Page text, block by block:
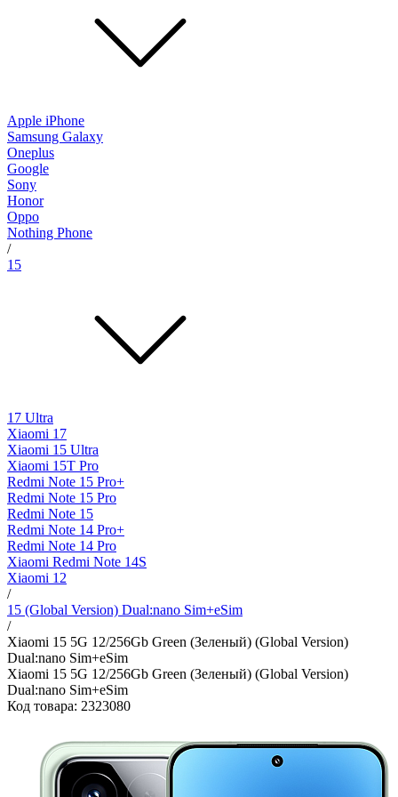
Apple iPhone
Samsung Galaxy
Oneplus
Google
Sony
Honor
Oppo
Nothing Phone
/
15
17 Ultra
Xiaomi 17
Xiaomi 15 Ultra
Xiaomi 15T Pro
Redmi Note 15 Pro+
Redmi Note 15 Pro
Redmi Note 15
Redmi Note 14 Pro+
Redmi Note 14 Pro
Xiaomi Redmi Note 14S
Xiaomi 12
/
15 (Global Version) Dual:nano Sim+eSim
/
Xiaomi 15 5G 12/256Gb Green (Зеленый) (Global Version)
Dual:nano Sim+eSim
Xiaomi 15 5G 12/256Gb Green (Зеленый) (Global Version)
Dual:nano Sim+eSim
Код товара: 2323080